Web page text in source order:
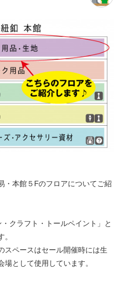
・本館５Fのフロアについてご紹
クラフト・トールペイント」と
スペースはセール開催時には生
として使用しています。